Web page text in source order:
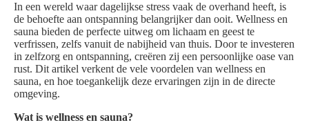
In een wereld waar dagelijkse stress vaak de overhand heeft, is
de behoefte aan ontspanning belangrijker dan ooit. Wellness en
sauna bieden de perfecte uitweg om lichaam en geest te
verfrissen, zelfs vanuit de nabijheid van thuis. Door te investeren
in zelfzorg en ontspanning, creëren zij een persoonlijke oase van
rust. Dit artikel verkent de vele voordelen van wellness en
sauna, en hoe toegankelijk deze ervaringen zijn in de directe
omgeving.
Wat is wellness en sauna?